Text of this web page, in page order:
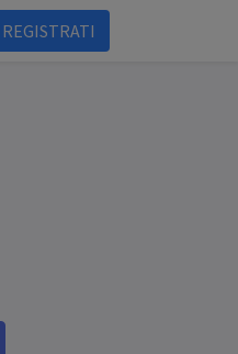
REGISTRATI